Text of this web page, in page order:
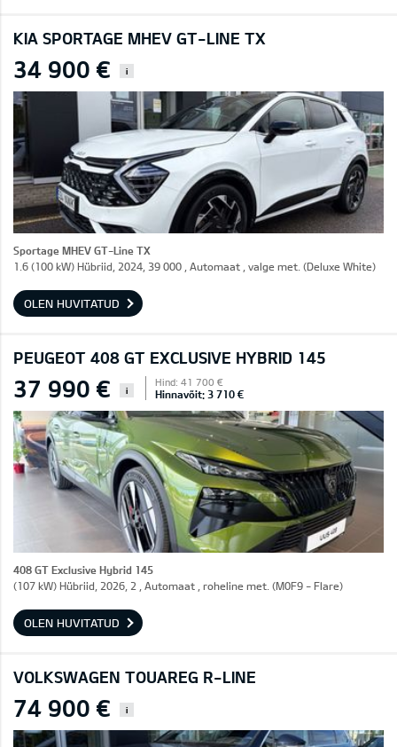
KIA SPORTAGE MHEV GT-LINE TX
34 900 € i
Sportage MHEV GT-Line TX
1.6 (100 kW) Hübriid, 2024, 39 000 , Automaat , valge met. (Deluxe White)
OLEN HUVITATUD
PEUGEOT 408 GT EXCLUSIVE HYBRID 145
37 990 € i
Hind: 41 700 €
Hinnavõit: 3 710 €
408 GT Exclusive Hybrid 145
(107 kW) Hübriid, 2026, 2 , Automaat , roheline met. (M0F9 - Flare)
OLEN HUVITATUD
VOLKSWAGEN TOUAREG R-LINE
74 900 € i